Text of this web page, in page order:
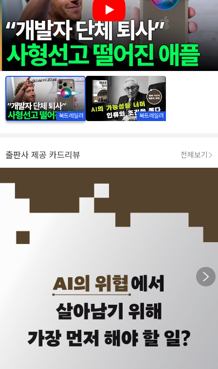
Play
북트레일러 북트레일러
출판사 제공 카드리뷰 전체보기